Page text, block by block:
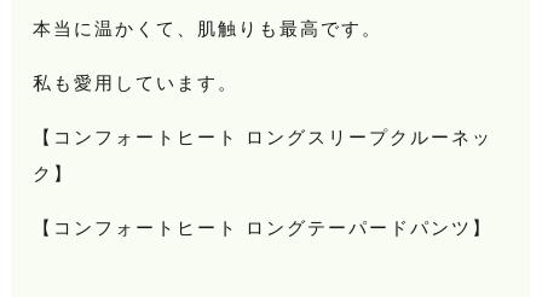
本当に温かくて、肌触りも最高です。
私も愛用しています。
【コンフォートヒート ロングスリープクルーネッ
ク】
【コンフォートヒート ロングテーパードパンツ】